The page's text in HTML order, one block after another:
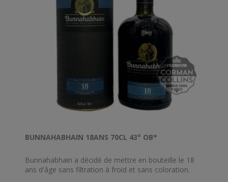
BUNNAHABHAIN 18ANS 70CL 43° OB*
Bunnahabhain a décidé de mettre en bouteille le 18
ans d'âge sans filtration à froid et sans coloration.